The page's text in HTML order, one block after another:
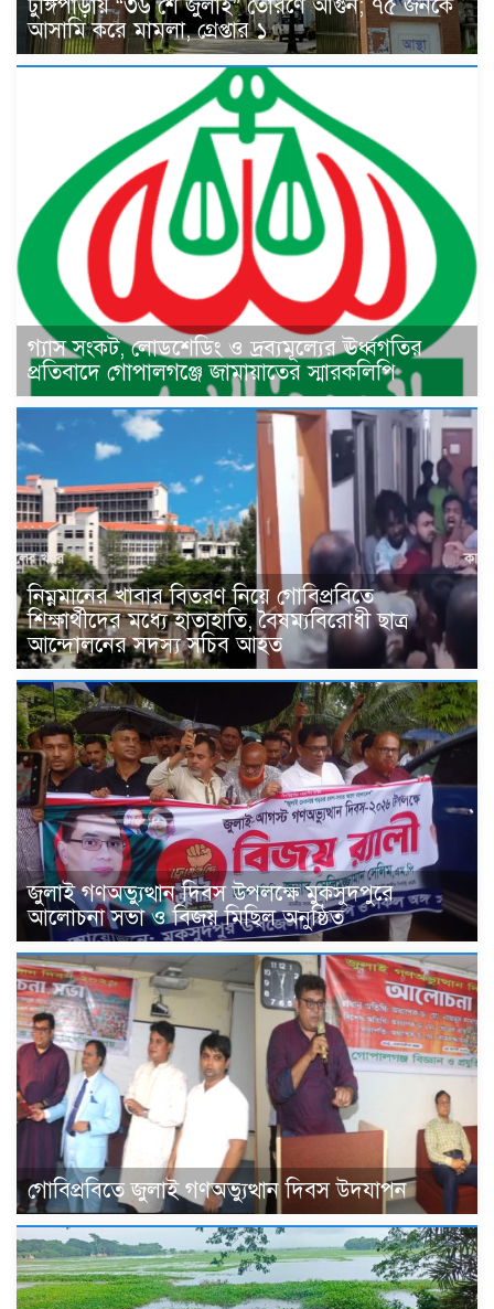
টুঙ্গিপাড়ায় “৩৬ শে জুলাই” তোরণে আগুন; ৭৫ জনকে
আসামি করে মামলা, গ্রেপ্তার ১
গ্যাস সংকট, লোডশেডিং ও দ্রব্যমূল্যের ঊর্ধ্বগতির
প্রতিবাদে গোপালগঞ্জে জামায়াতের স্মারকলিপি
নিম্নমানের খাবার বিতরণ নিয়ে গোবিপ্রবিতে
শিক্ষার্থীদের মধ্যে হাতাহাতি, বৈষম্যবিরোধী ছাত্র
আন্দোলনের সদস্য সচিব আহত
জুলাই গণঅভ্যুত্থান দিবস উপলক্ষে মুকসুদপুরে
আলোচনা সভা ও বিজয় মিছিল অনুষ্ঠিত
গোবিপ্রবিতে জুলাই গণঅভ্যুত্থান দিবস উদযাপন